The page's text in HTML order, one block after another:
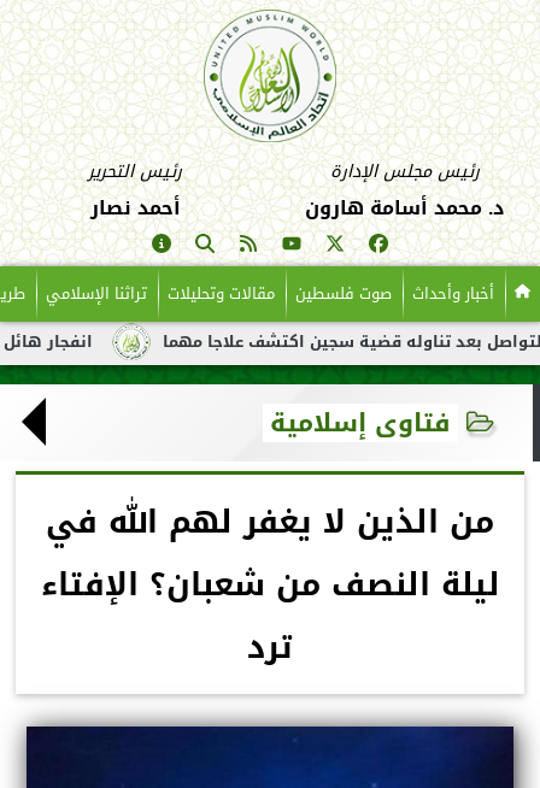
رئيس مجلس الإدارة
د. محمد أسامة هارون
رئيس التحرير
أحمد نصار
أخبار وأحداث صوت فلسطين مقالات وتحليلات تراثنا الإسلامي
انفجار هائل لناقلة نفط تناوله قضية سجين اكتشف علاجا مهما
فتاوى إسلامية
من الذين لا يغفر لهم الله في
ليلة النصف من شعبان؟ الإفتاء
ترد